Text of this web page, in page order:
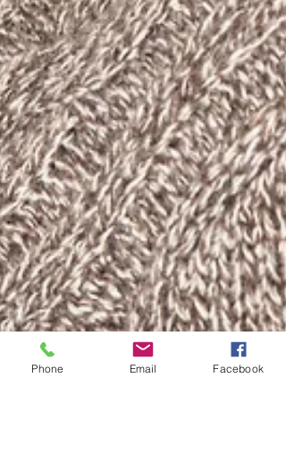
Phone Email Facebook